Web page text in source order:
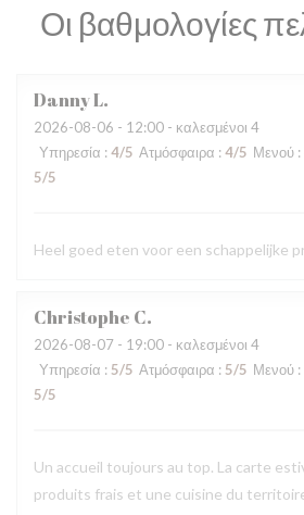
Οι βαθμολογίες
DannyL
2026-08-06 - 12:00 - καλεσμένοι 4
Υπηρεσία : 4/5 Ατμόσφαιρα : 4/5 Μενού :
5/5
Heel goed eten voor een schappelijke
Christophe C
2026-08-07 - 19:00 - καλεσμένοι 4
Υπηρεσία : 5/5 Ατμόσφαιρα : 5/5 Μενού :
5/5
Un accueil toujours au top. La carte
produits frais et une cuisine du